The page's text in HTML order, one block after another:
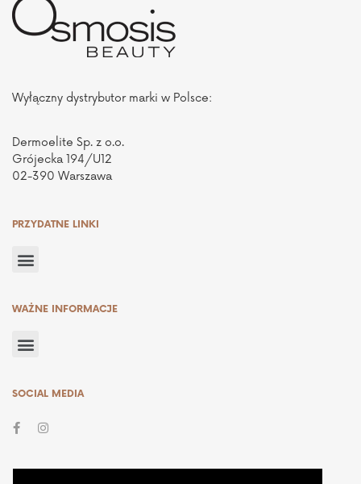
Wyłączny dystrybutor marki w Polsce:
Dermoelite Sp. z o.o.
Grójecka 194/U12
02-390 Warszawa
PRZYDATNE LINKI
WAŻNE INFORMACJE
SOCIAL MEDIA